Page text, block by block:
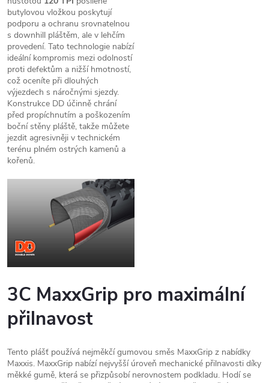
butylovou vložkou poskytují
podporu a ochranu srovnatelnou
s downhill pláštěm, ale v lehčím
provedení. Tato technologie nabízí
ideální kompromis mezi odolností
proti defektům a nižší hmotností,
což oceníte při dlouhých
výjezdech s náročnými sjezdy.
Konstrukce DD účinně chrání
před propíchnutím a poškozením
boční stěny pláště, takže můžete
jezdit agresivněji v technickém
terénu plném ostrých kamenů a
kořenů.
3C MaxxGrip pro maximální
přilnavost
Tento plášť používá nejměkčí gumovou směs MaxxGrip z nabídky
Maxxis. MaxxGrip nabízí nejvyšší úroveň mechanické přilnavosti díky
měkké gumě, která se přizpůsobí nerovnostem podkladu. Hodí se